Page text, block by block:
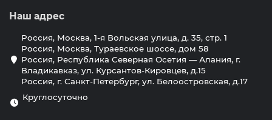
Наш адрес
Россия, Москва, 1-я Вольская улица, д. 35, стр. 1
Россия, Москва, Тураевское шоссе, дом 58
Россия, Республика Северная Осетия — Алания, г.
Владикавказ, ул. Курсантов-Кировцев, д.15
Россия, г. Санкт-Петербург, ул. Белоостровская, д.17
Круглосуточно